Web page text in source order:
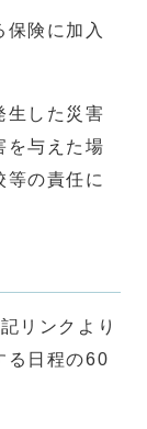
保険に加入
生した災害
を与えた場
等の責任に
リンクより
る日程の60